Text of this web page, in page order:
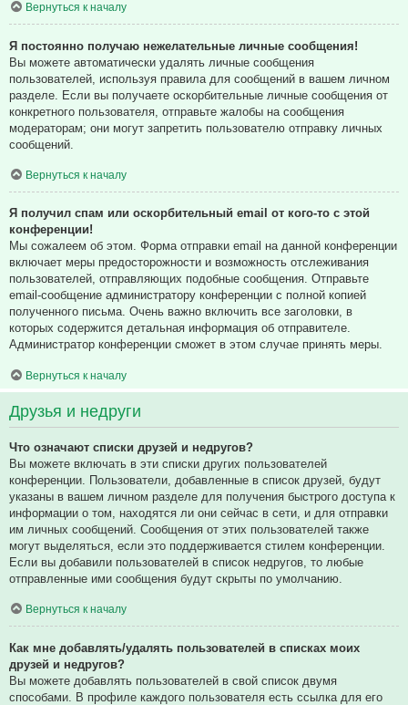
Вернуться к началу
Я постоянно получаю нежелательные личные сообщения!
Вы можете автоматически удалять личные сообщения
пользователей, используя правила для сообщений в вашем личном
разделе. Если вы получаете оскорбительные личные сообщения от
конкретного пользователя, отправьте жалобы на сообщения
модераторам; они могут запретить пользователю отправку личных
сообщений.
Вернуться к началу
Я получил спам или оскорбительный email от кого-то с этой
конференции!
Мы сожалеем об этом. Форма отправки email на данной конференции
включает меры предосторожности и возможность отслеживания
пользователей, отправляющих подобные сообщения. Отправьте
email-сообщение администратору конференции с полной копией
полученного письма. Очень важно включить все заголовки, в
которых содержится детальная информация об отправителе.
Администратор конференции сможет в этом случае принять меры.
Вернуться к началу
Друзья и недруги
Что означают списки друзей и недругов?
Вы можете включать в эти списки других пользователей
конференции. Пользователи, добавленные в список друзей, будут
указаны в вашем личном разделе для получения быстрого доступа к
информации о том, находятся ли они сейчас в сети, и для отправки
им личных сообщений. Сообщения от этих пользователей также
могут выделяться, если это поддерживается стилем конференции.
Если вы добавили пользователей в список недругов, то любые
отправленные ими сообщения будут скрыты по умолчанию.
Вернуться к началу
Как мне добавлять/удалять пользователей в списках моих
друзей и недругов?
Вы можете добавлять пользователей в свой список двумя
способами. В профиле каждого пользователя есть ссылка для его